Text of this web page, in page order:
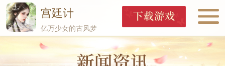
宫廷计
亿万少女的古风梦